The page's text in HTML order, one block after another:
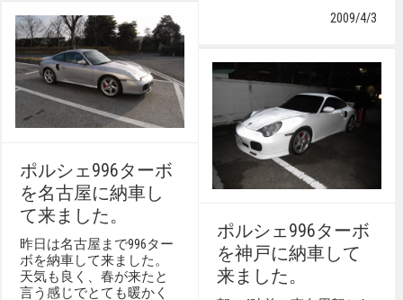
2009/4/3
ポルシェ996ターボ
を名古屋に納車し
て来ました。
昨日は名古屋まで996ター
ボを納車して来ました。
天気も良く、春が来たと
言う感じでとても暖かく
ポルシェ996ターボ
を神戸に納車して
来ました。